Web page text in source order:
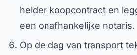
helder koopcontract en
een onafhankelijke notaris.
Op de dag van transport